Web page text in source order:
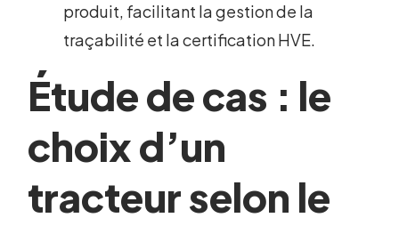
produit, facilitant la gestion de la
traçabilité et la certification HVE.
Étude de cas : le
choix d’un
tracteur selon le